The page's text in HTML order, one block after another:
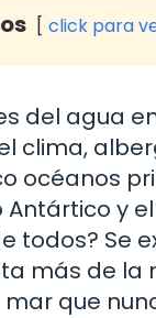
click para
del agua
clima,
océanos
y
todos? Se
más de la
que